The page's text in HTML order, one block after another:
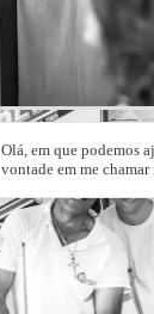
Olá, em que podemos
vontade em me chamar